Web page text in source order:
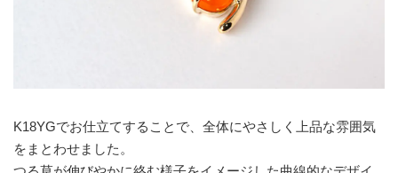
K18YGでお仕立てすることで、全体にやさしく上品な雰囲気
をまとわせました。